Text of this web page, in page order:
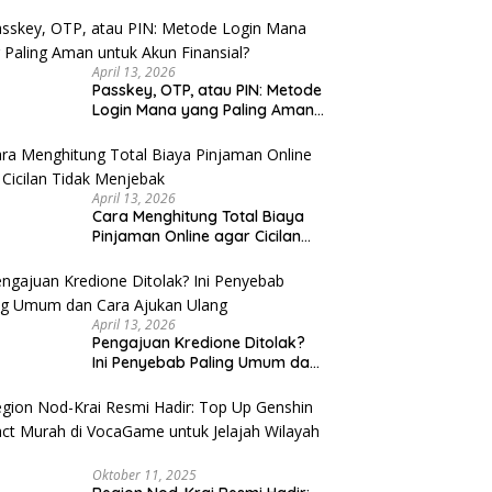
April 13, 2026
Passkey, OTP, atau PIN: Metode
Login Mana yang Paling Aman
April 13, 2026
Cara Menghitung Total Biaya
Pinjaman Online agar Cicilan
April 13, 2026
Pengajuan Kredione Ditolak?
Ini Penyebab Paling Umum dan
Oktober 11, 2025